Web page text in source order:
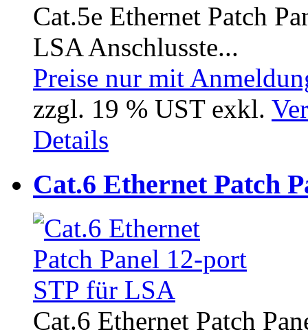
Cat.5e Ethernet Patch
LSA Anschlusste...
Preise nur mit
zzgl. 19 % UST exkl.
Details
Cat.6 Ethernet Patch
Cat.6 Ethernet Patch